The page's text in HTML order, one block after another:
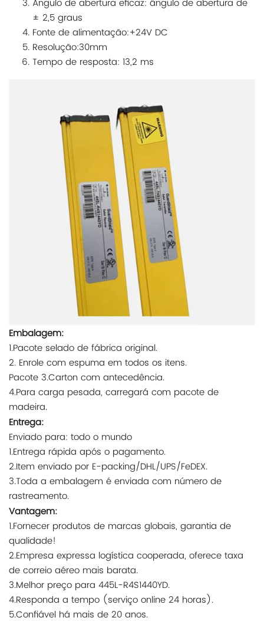
Ângulo de abertura eficaz: ângulo de abertura de
± 2,5 graus
Fonte de alimentação:+24V DC
Resolução:30mm
Tempo de resposta: 13,2 ms
Embalagem:
1.Pacote selado de fábrica original.
2. Enrole com espuma em todos os itens.
Pacote 3.Carton com antecedência.
4.Para carga pesada, carregará com pacote de
madeira.
Entrega:
Enviado para: todo o mundo
1.Entrega rápida após o pagamento.
2.Item enviado por E-packing/DHL/UPS/FeDEX.
3.Toda a embalagem é enviada com número de
rastreamento.
Vantagem:
1.Fornecer produtos de marcas globais, garantia de
qualidade!
2.Empresa expressa logística cooperada, oferece taxa
de correio aéreo mais barata.
3.Melhor preço para 445L-R4S1440YD.
4.Responda a tempo (serviço online 24 horas).
5.Confiável há mais de 20 anos.